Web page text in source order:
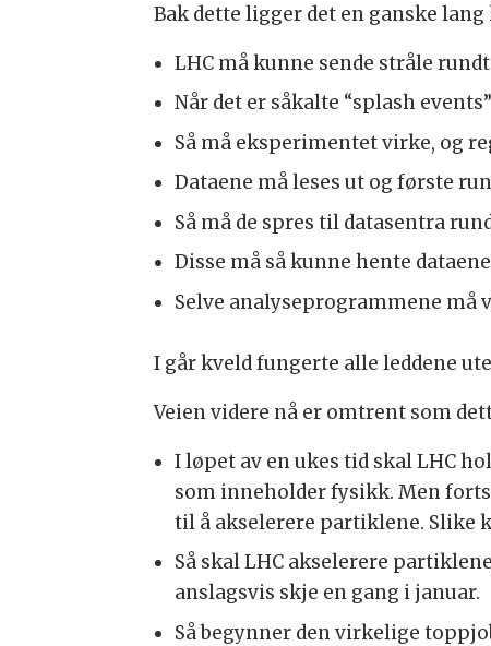
Bak dette ligger det en ganske
LHC må kunne sende stråle rundt
Når det er såkalte “splash
Så må eksperimentet virke, og
Dataene må leses ut og første
Så må de spres til datasentra
Disse må så kunne hente
Selve analyseprogrammene må
I går kveld fungerte alle leddene
Veien videre nå er omtrent som
I løpet av en ukes tid skal LHC
som inneholder fysikk. Men
til å akselerere partiklene. Slike
Så skal LHC akselerere
anslagsvis skje en gang i januar.
Så begynner den virkelige